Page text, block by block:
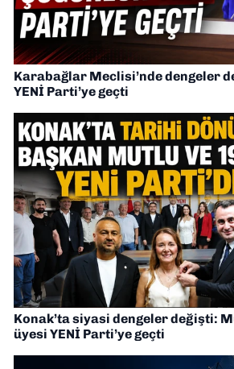
Karabağlar Meclisi’nde dengeler
YENİ Parti’ye geçti
Konak’ta siyasi dengeler değişti:
üyesi YENİ Parti’ye geçti